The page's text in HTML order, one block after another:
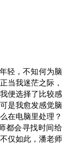
轻，不知何为脑
当我迷茫之际，
便选择了比较感
是我愈发感觉脑
在电脑里处理？
都会寻找时间给
仅如此，潘老师